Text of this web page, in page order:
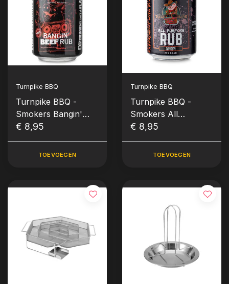
Turnpike BBQ
Turnpike BBQ -
Smokers Bangin'
Beef Rub (235 gram)
€ 8,95
TOEVOEGEN
Turnpike BBQ
Turnpike BBQ -
Smokers All
Purpose Rub (235
€ 8,95
TOEVOEGEN